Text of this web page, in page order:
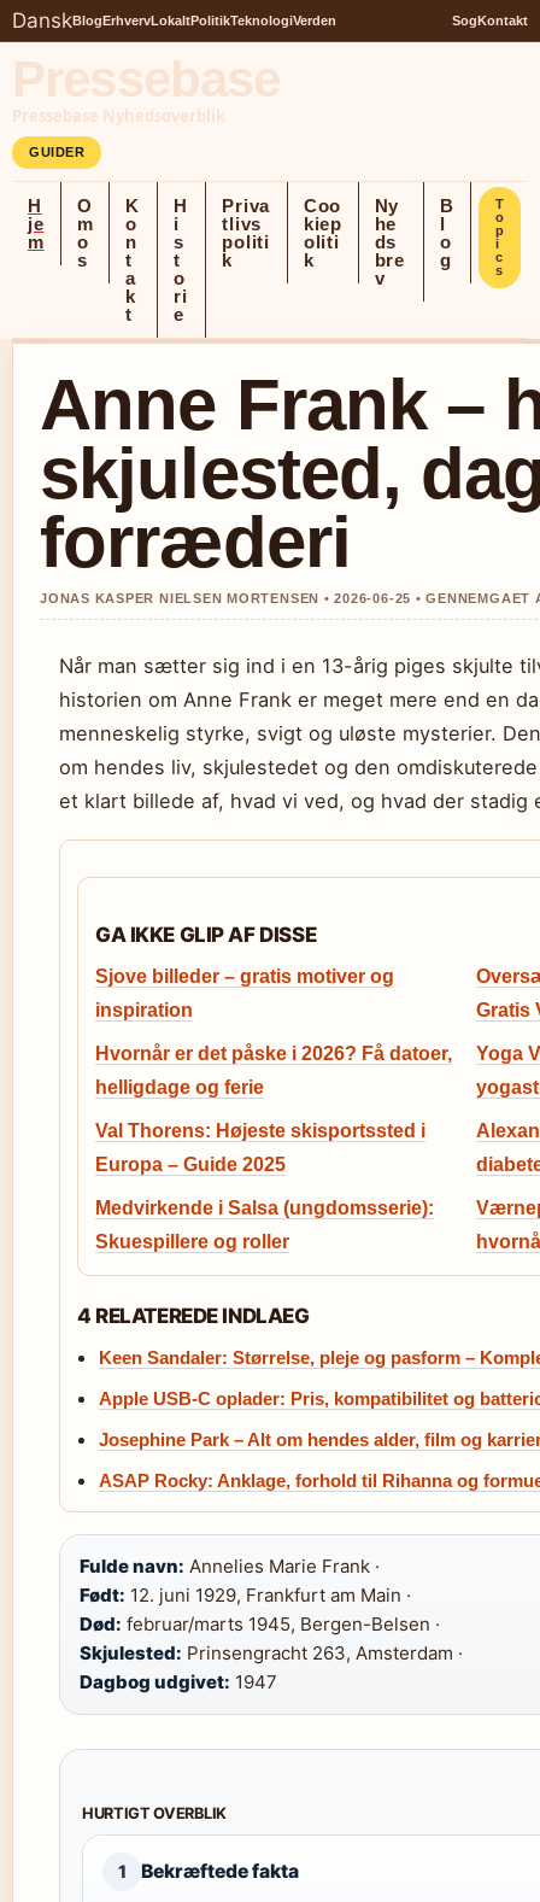
DanskBlogErhvervLokaltPolitikTeknologiVerden SogKontakt
Pressebase
Pressebase Nyhedsoverblik
GUIDER
H
je
m
O
m
o
s
K
o
n
t
a
k
t
H
i
s
t
o
ri
e
Priva
tlivs
politi
k
Coo
kiep
oliti
k
Ny
he
ds
bre
v
B
l
o
g
T
o
p
i
c
s
Anne Frank –
skjulested,
forræderi
JONAS KASPER NIELSEN MORTENSEN • 2026-06-25 • GENNEMGAET
Når man sætter sig ind i en 13-årig piges skjulte
historien om Anne Frank er meget mere end en
menneskelig styrke, svigt og uløste mysterier.
om hendes liv, skjulestedet og den
et klart billede af, hvad vi ved, og hvad der stadig
GA IKKE GLIP AF DISSE
Sjove billeder – gratis motiver og
inspiration
Gratis
Hvornår er det påske i 2026? Få datoer,
helligdage og ferie
Yoga
Val Thorens: Højeste skisportssted i
Europa – Guide 2025
Medvirkende i Salsa (ungdomsserie):
Skuespillere og roller
4 RELATEREDE INDLAEG
Keen Sandaler: Størrelse, pleje og pasform –
Apple USB-C oplader: Pris, kompatibilitet og
Josephine Park – Alt om hendes alder, film og
ASAP Rocky: Anklage, forhold til Rihanna og
Fulde navn: Annelies Marie Frank ·
Født: 12. juni 1929, Frankfurt am Main ·
Død: februar/marts 1945, Bergen-Belsen ·
Skjulested: Prinsengracht 263, Amsterdam ·
Dagbog udgivet: 1947
HURTIGT OVERBLIK
1 Bekræftede fakta